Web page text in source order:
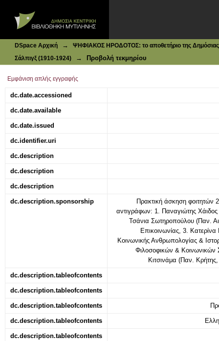
DSpace Αρχική →
ΨΗΦΙΑΚΟΣ ΗΡΟΔΟΤΟΣ: το αποθετήριο της Δημόσιας
Σάλπιγξ (1910-1924)
→ Προβολή τεκμηρίου
Εμφάνιση απλής εγγραφής
dc.date.accessioned
dc.date.available
dc.date.issued
dc.identifier.uri
dc.description
dc.description
dc.description
dc.description.sponsorship
Πρακτική άσκηση φοιτητών
αντιγράφων: 1. Παναγιώτης
Τσάνια Σωτηροπούλου (Παν.
Επικοινωνίας, 3.
Κοινωνικής Ανθρωπολογίας &
Φιλοσοφικών &
Κιτσινάμα (Παν.
dc.description.tableofcontents
dc.description.tableofcontents
dc.description.tableofcontents
dc.description.tableofcontents
dc.description.tableofcontents